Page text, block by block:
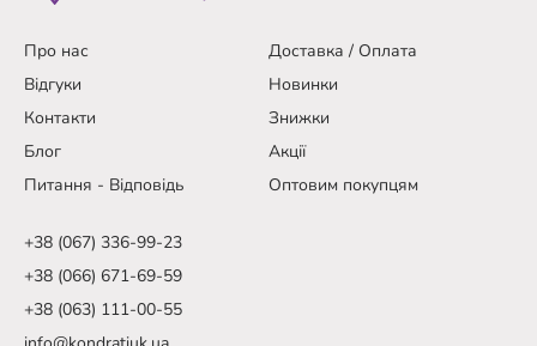
Про нас
Доставка / Оплата
Відгуки
Новинки
Контакти
Знижки
Блог
Акції
Питання - Відповідь
Оптовим покупцям
+38 (067) 336-99-23
+38 (066) 671-69-59
+38 (063) 111-00-55